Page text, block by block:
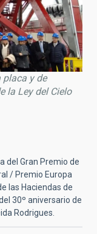
placa y de
la Ley del Cielo
del Gran Premio de
/ Premio Europa
las Haciendas de
30º aniversario de
Rodrigues.